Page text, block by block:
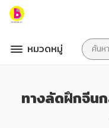
หมวดหมู่
ทางลัดฝึกจีน